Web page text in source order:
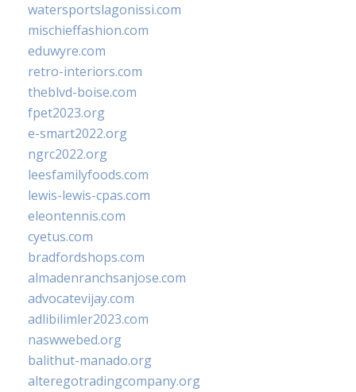
watersportslagonissi.com
mischieffashion.com
eduwyre.com
retro-interiors.com
theblvd-boise.com
fpet2023.org
e-smart2022.org
ngrc2022.org
leesfamilyfoods.com
lewis-lewis-cpas.com
eleontennis.com
cyetus.com
bradfordshops.com
almadenranchsanjose.com
advocatevijay.com
adlibilimler2023.com
naswwebed.org
balithut-manado.org
alteregotradingcompany.org